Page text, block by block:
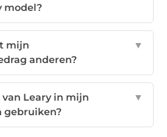
model?
mijn
anderen?
▼
van Leary in mijn
gebruiken?
▼